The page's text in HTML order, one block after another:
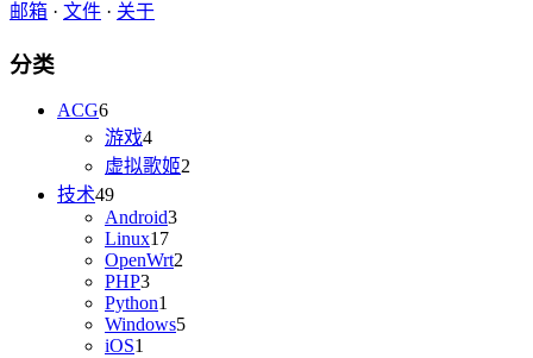
邮箱 · 文件 · 关于
分类
ACG6
游戏4
虚拟歌姬2
技术49
Android3
Linux17
OpenWrt2
PHP3
Python1
Windows5
iOS1